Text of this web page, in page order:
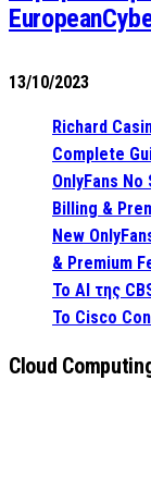
13/10/2023
Richard
Complete
OnlyFans
Billing &
New
& Premium
Το AI της
Το Cisco
Cloud